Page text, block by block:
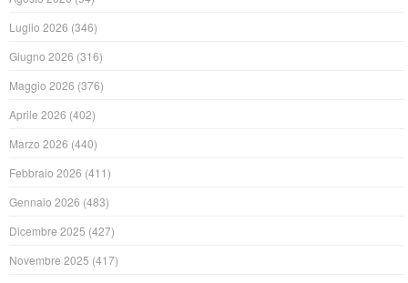
Luglio 2026 (346)
Giugno 2026 (316)
Maggio 2026 (376)
Aprile 2026 (402)
Marzo 2026 (440)
Febbraio 2026 (411)
Gennaio 2026 (483)
Dicembre 2025 (427)
Novembre 2025 (417)